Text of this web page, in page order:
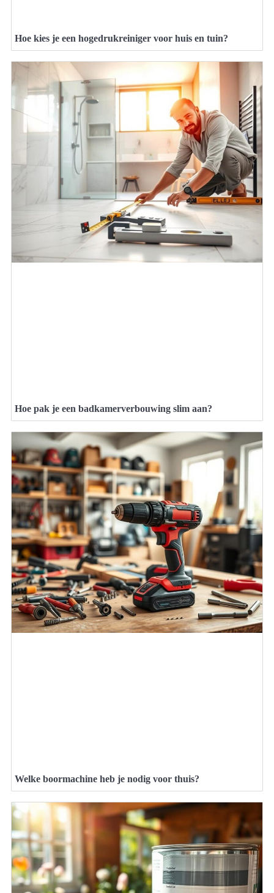
Hoe kies je een hogedrukreiniger voor huis en tuin?
Hoe pak je een badkamerverbouwing slim aan?
Welke boormachine heb je nodig voor thuis?